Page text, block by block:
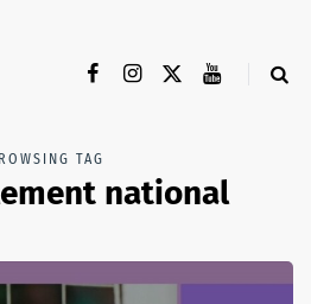
TAG
national